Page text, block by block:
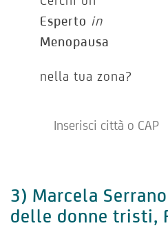
Esperto in
Menopausa
nella tua zona?
3) Marcela
delle donne tristi,